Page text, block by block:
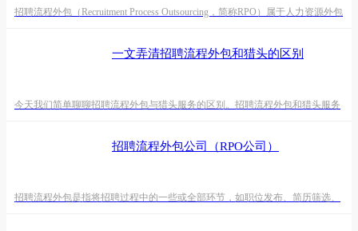
招聘流程外包（Recruitment Process Outsourcing，简称RPO）属于人力资源外包
成。B公司收到委托后，按这个招聘流程来为A公司招聘所需人才。
一文弄清招聘流程外包和猎头的区别
今天我们简单聊聊招聘流程外包与猎头服务的区别。招聘流程外包和猎头服务
筛选、面试安排等环节交由外包服务商完成。而猎头服务则面向寻求高级、专
招聘流程外包公司（RPO公司）
招聘流程外包是指将招聘过程中的一些或全部环节，如职位发布、简历筛选、